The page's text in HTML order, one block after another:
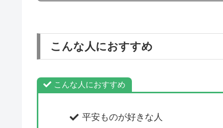
こんな人におすすめ
こんな人におすすめ
平安ものが好きな人